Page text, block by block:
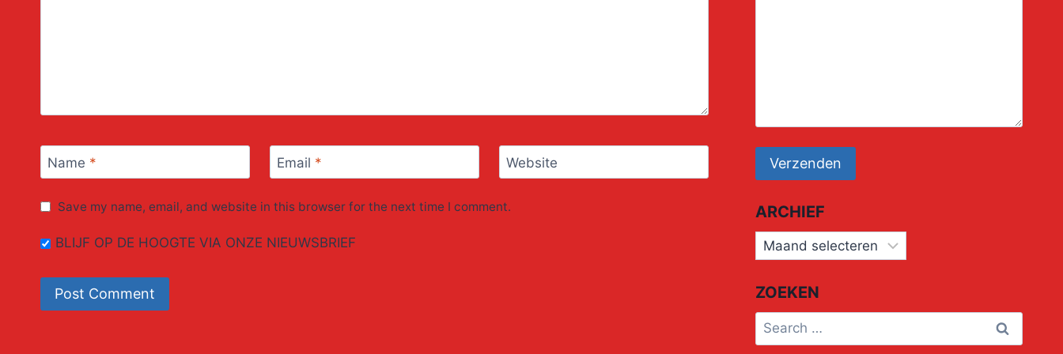
Name * Email * Website
Save my name, email, and website in this browser for the next time I comment.
BLIJF OP DE HOOGTE VIA ONZE NIEUWSBRIEF
ARCHIEF
Archief
ZOEKEN
Search
for: